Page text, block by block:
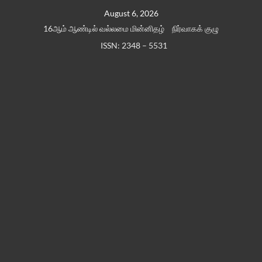
August 6, 2026
16ஆம் ஆண்டில் வல்லமை மின்னிதழ்
நிர்வாகக் குழு
ISSN: 2348 – 5531